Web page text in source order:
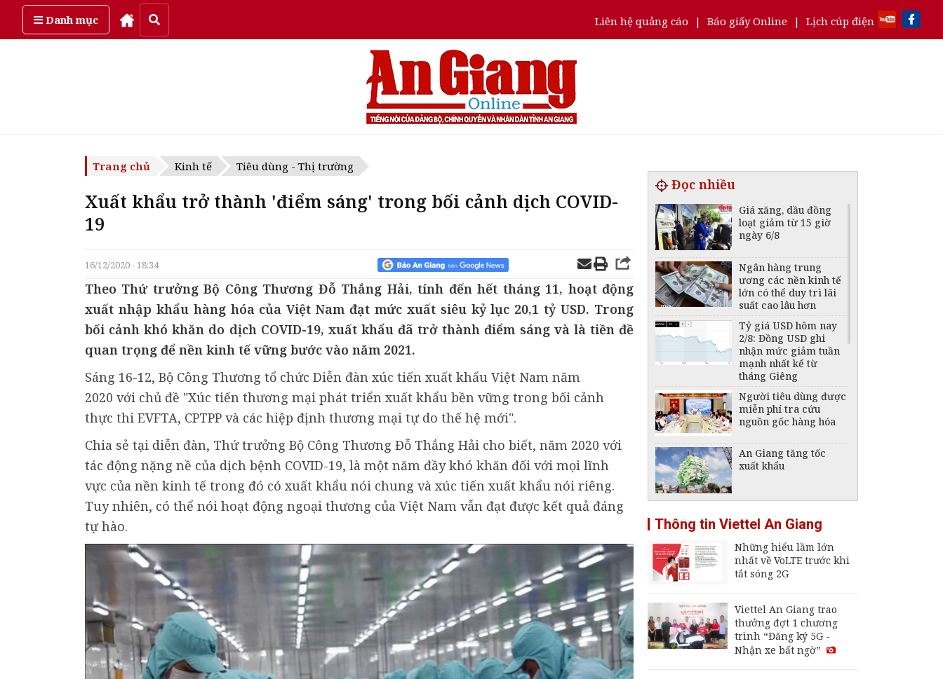
Danh mục Liên hệ quảng cáo | Báo giấy Online | Lịch cúp điện
Thứ sáu, ngày 7/08/2026
Trang chủ Kinh tế Tiêu dùng - Thị trường
Xuất khẩu trở thành 'điểm sáng' trong bối cảnh dịch COVID-
19
16/12/2020 - 18:34
Theo Thứ trưởng Bộ Công Thương Đỗ Thắng Hải, tính đến hết tháng 11, hoạt động
xuất nhập khẩu hàng hóa của Việt Nam đạt mức xuất siêu kỷ lục 20,1 tỷ USD. Trong
bối cảnh khó khăn do dịch COVID-19, xuất khẩu đã trở thành điểm sáng và là tiền đề
quan trọng để nền kinh tế vững bước vào năm 2021.
Sáng 16-12, Bộ Công Thương tổ chức Diễn đàn xúc tiến xuất khẩu Việt Nam năm
2020 với chủ đề "Xúc tiến thương mại phát triển xuất khẩu bền vững trong bối cảnh
thực thi EVFTA, CPTPP và các hiệp định thương mại tự do thế hệ mới".
Chia sẻ tại diễn đàn, Thứ trưởng Bộ Công Thương Đỗ Thắng Hải cho biết, năm 2020 với
tác động nặng nề của dịch bệnh COVID-19, là một năm đầy khó khăn đối với mọi lĩnh
vực của nền kinh tế trong đó có xuất khẩu nói chung và xúc tiến xuất khẩu nói riêng.
Tuy nhiên, có thể nói hoạt động ngoại thương của Việt Nam vẫn đạt được kết quả đáng
tự hào.
Đọc nhiều
Giá xăng, dầu đồng
loạt giảm từ 15 giờ
ngày 6/8
Ngân hàng trung
ương các nền kinh tế
lớn có thể duy trì lãi
suất cao lâu hơn
Tỷ giá USD hôm nay
2/8: Đồng USD ghi
nhận mức giảm tuần
mạnh nhất kể từ
tháng Giêng
Người tiêu dùng được
miễn phí tra cứu
nguồn gốc hàng hóa
An Giang tăng tốc
xuất khẩu
đóng tàu, phát triển
công nghiệp hàng hải
quốc gia
Giá xăng, dầu hôm
nay 2/8: Giá dầu thế
tục đổi chiều
Giá vàng hôm nay,
6/8: Tăng mạnh
Thông tin Viettel An Giang
Những hiểu lầm lớn
nhất về VoLTE trước khi
tắt sóng 2G
Viettel An Giang trao
thưởng đợt 1 chương
trình “Đăng ký 5G -
Nhận xe bất ngờ”